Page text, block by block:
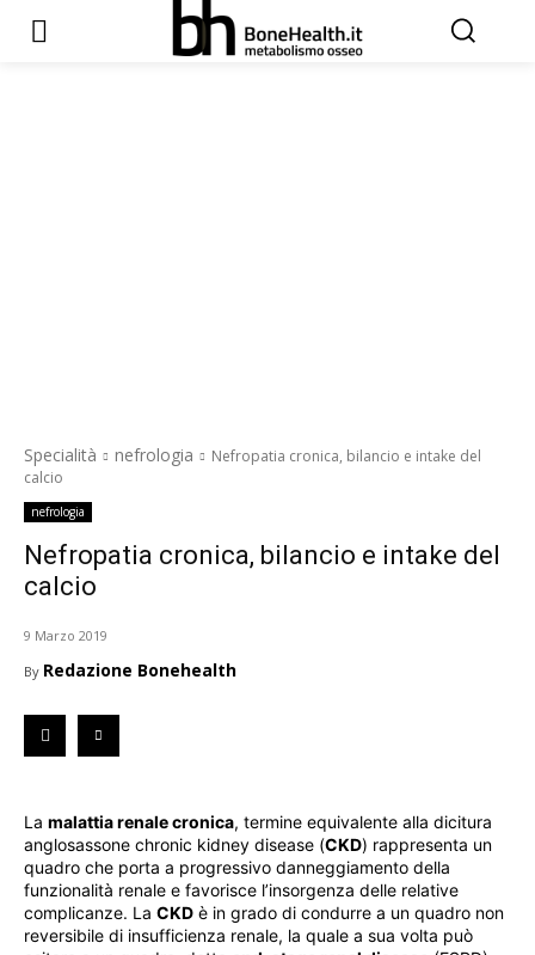
Specialità nefrologia
Nefropatia cronica, bilancio e intake del
calcio
nefrologia
Nefropatia cronica, bilancio e intake del
calcio
9 Marzo 2019
By Redazione Bonehealth
La malattia renale cronica, termine equivalente alla dicitura
anglosassone chronic kidney disease (CKD) rappresenta un
quadro che porta a progressivo danneggiamento della
funzionalità renale e favorisce l’insorgenza delle relative
complicanze. La CKD è in grado di condurre a un quadro non
reversibile di insufficienza renale, la quale a sua volta può